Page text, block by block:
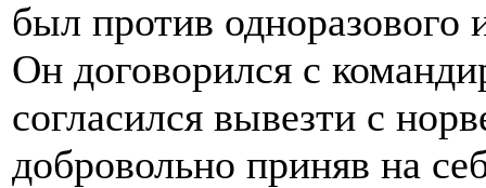
был против одноразового
Он договорился с
согласился вывезти с
добровольно приняв на